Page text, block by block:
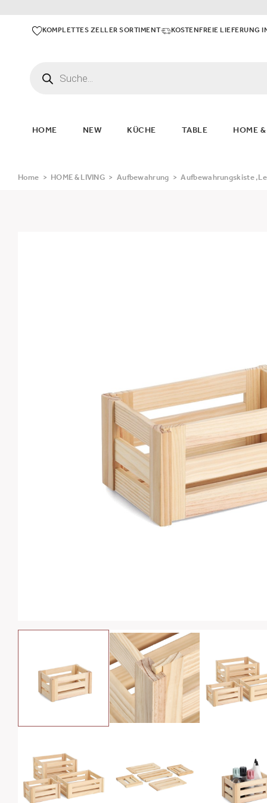
KOMPLETTES ZELLER SORTIMENT KOSTENFREIE LIEFERUNG
HOME NEW KÜCHE TABLE HOME
Home > HOME & LIVING > Aufbewahrung > Aufbewahrungskiste